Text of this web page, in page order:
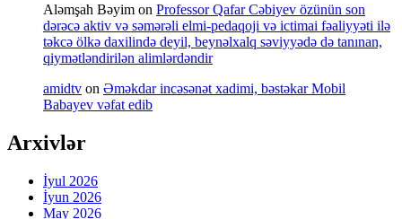
Aləmşah Bəyim on Professor Qafar Cəbiyev özünün son
dərəcə aktiv və səmərəli elmi-pedaqoji və ictimai fəaliyyəti ilə
təkcə ölkə daxilində deyil, beynəlxalq səviyyədə də tanınan,
qiymətləndirilən alimlərdəndir
amidtv on Əməkdar incəsənət xadimi, bəstəkar Mobil
Babayev vəfat edib
Arxivlər
İyul 2026
İyun 2026
May 2026